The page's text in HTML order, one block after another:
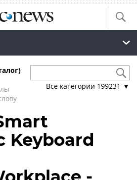
Все категории 199231 ▼
Keyboard